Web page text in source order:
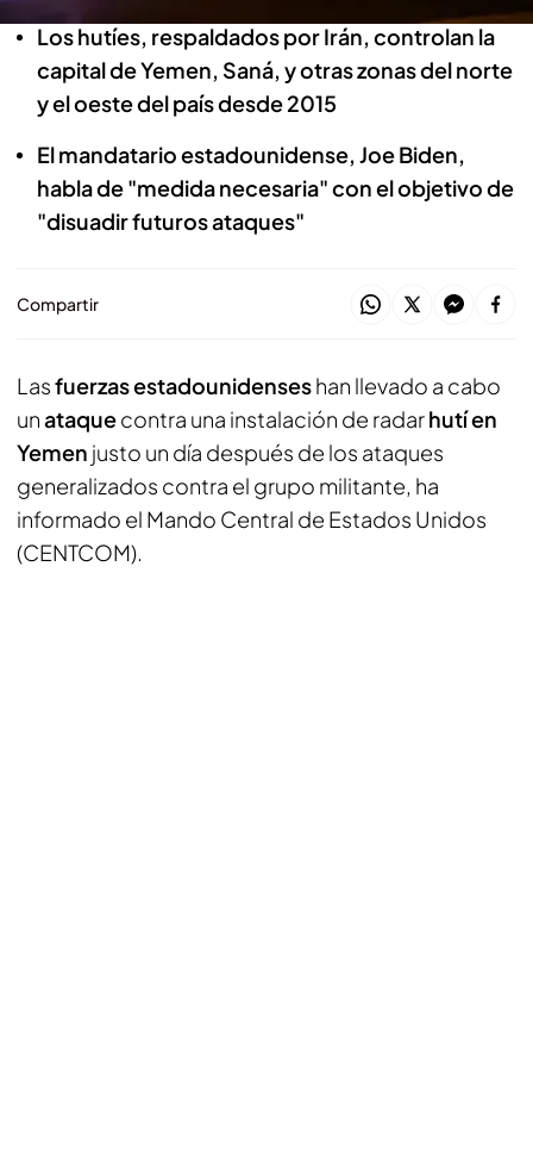
Los hutíes, respaldados por Irán, controlan la
capital de Yemen, Saná, y otras zonas del norte
y el oeste del país desde 2015
El mandatario estadounidense, Joe Biden,
habla de "medida necesaria" con el objetivo de
"disuadir futuros ataques"
Compartir
Lasfuerzas estadounidenseshan llevado a cabo
unataquecontra una instalación de radarhutí en
Yemen justo un día después de los ataques
generalizados contra el grupo militante, ha
informado el Mando Central de Estados Unidos
(CENTCOM).